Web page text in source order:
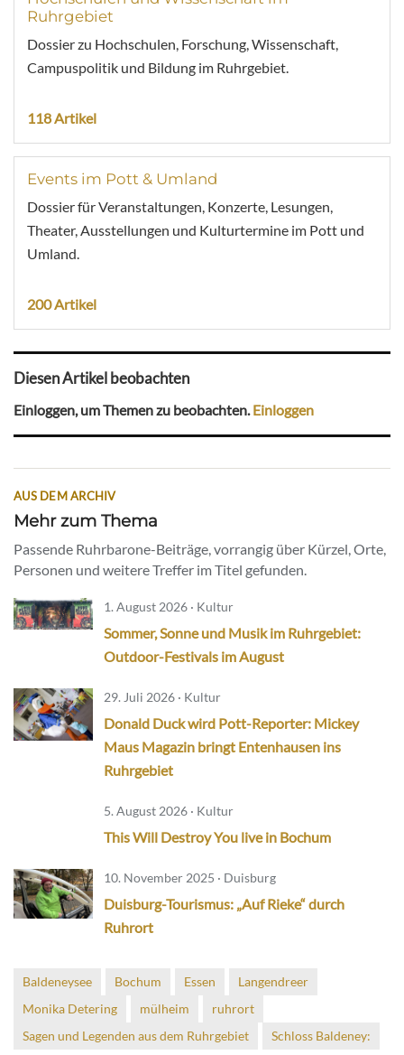
Ruhrgebiet
Dossier zu Hochschulen, Forschung, Wissenschaft,
Campuspolitik und Bildung im Ruhrgebiet.
118 Artikel
Events im Pott & Umland
Dossier für Veranstaltungen, Konzerte, Lesungen,
Theater, Ausstellungen und Kulturtermine im Pott und
Umland.
200 Artikel
Diesen Artikel beobachten
Einloggen, um Themen zu beobachten.Einloggen
AUS DEM ARCHIV
Mehr zum Thema
Passende Ruhrbarone-Beiträge, vorrangig über Kürzel, Orte,
Personen und weitere Treffer im Titel gefunden.
1. August 2026 · Kultur
Sommer, Sonne und Musik im Ruhrgebiet:
Outdoor-Festivals im August
29. Juli 2026 · Kultur
Donald Duck wird Pott-Reporter: Mickey
Maus Magazin bringt Entenhausen ins
Ruhrgebiet
5. August 2026 · Kultur
This Will Destroy You live in Bochum
10. November 2025 · Duisburg
Duisburg-Tourismus: „Auf Rieke“ durch
Ruhrort
Baldeneysee Bochum Essen
Langendreer
Monika Detering
mülheim
ruhrort
Sagen und Legenden aus dem Ruhrgebiet
Schloss Baldeney: